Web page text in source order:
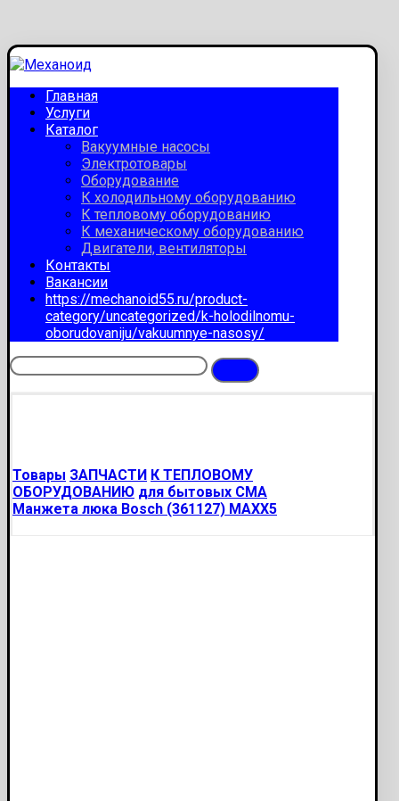
Главная
Услуги
Каталог
Вакуумные насосы
Электротовары
Оборудование
К холодильному оборудованию
К тепловому оборудованию
К механическому оборудованию
Двигатели, вентиляторы
Контакты
Вакансии
https://mechanoid55.ru/product-
category/uncategorized/k-holodilnomu-
oborudovaniju/vakuumnye-nasosy/
Товары ЗАПЧАСТИ К ТЕПЛОВОМУ
ОБОРУДОВАНИЮ для бытовых СМА
Манжета люка Bosch (361127) MAXX5